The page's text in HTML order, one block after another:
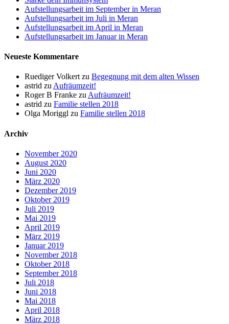
Aufstellungsarbeit im September in Meran
Aufstellungsarbeit im Juli in Meran
Aufstellungsarbeit im April in Meran
Aufstellungsarbeit im Januar in Meran
Neueste Kommentare
Ruediger Volkertzu Begegnung mit dem alten Wissen
astrid zuAufräumzeit!
Roger B Franke zuAufräumzeit!
astrid zu Familie stellen 2018
Olga Moriggl zu Familie stellen 2018
Archiv
November 2020
August 2020
Juni 2020
März 2020
Dezember 2019
Oktober 2019
Juli 2019
Mai 2019
April 2019
März 2019
Januar 2019
November 2018
Oktober 2018
September 2018
Juli 2018
Juni 2018
Mai 2018
April 2018
März 2018